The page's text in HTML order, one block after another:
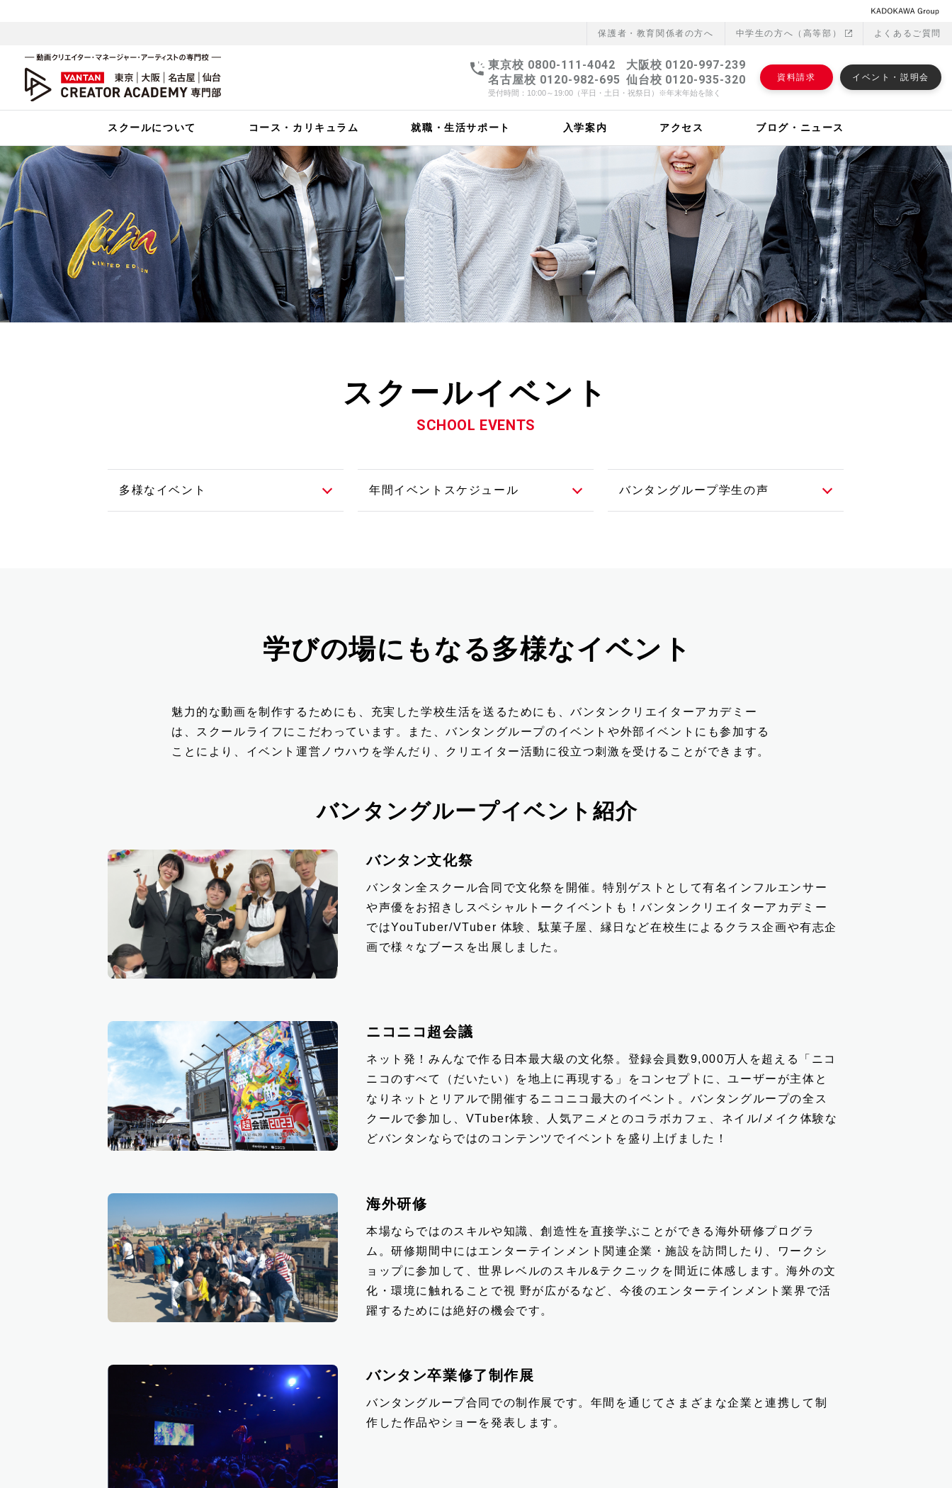
保護者・教育関係者の⽅へ 中学生の方へ（高等部） よくあるご質問
東京校 0800-111-4042
大阪校 0120-997-239
名古屋校 0120-982-695 仙台校 0120-935-320
受付時間：10:00～19:00（平日・土日・祝祭日）※年末年始を除く
資料請求 イベント・説明会
スクールについて
バンタンクリエイターアカデミーについて
現場実習制度／スカウトオーディション
100％現役クリエイター講師
多彩な設備・環境
スクールイベント
レベル別クラスと就職サポート
ネット動画業界の傾向
学生の声
Vantanについて
コース・カリキュラム
コース・カリキュラム
動画クリエイター学部
ネットアーティスト学部
就職・生活サポート 入学案内
入学案内
学費・クレジット
アクセス ブログ・ニュース
スクールイベント
SCHOOL EVENTS
多様なイベント 年間イベントスケジュール バンタングループ学生の声
学びの場にもなる多様なイベント
魅力的な動画を制作するためにも、充実した学校生活を送るためにも、バンタンクリエイターアカデミー
は、スクールライフにこだわっています。また、バンタングループのイベントや外部イベントにも参加する
ことにより、イベント運営ノウハウを学んだり、クリエイター活動に役立つ刺激を受けることができます。
バンタングループイベント紹介
バンタン文化祭
バンタン全スクール合同で文化祭を開催。特別ゲストとして有名インフルエンサー
や声優をお招きしスペシャルトークイベントも！バンタンクリエイターアカデミー
ではYouTuber/VTuber 体験、駄菓子屋、縁日など在校生によるクラス企画や有志企
画で様々なブースを出展しました。
ニコニコ超会議
ネット発！みんなで作る日本最大級の文化祭。登録会員数9,000万人を超える「ニコ
ニコのすべて（だいたい）を地上に再現する」をコンセプトに、ユーザーが主体と
なりネットとリアルで開催するニコニコ最大のイベント。バンタングループの全ス
クールで参加し、VTuber体験、人気アニメとのコラボカフェ、ネイル/メイク体験な
どバンタンならではのコンテンツでイベントを盛り上げました！
海外研修
本場ならではのスキルや知識、創造性を直接学ぶことができる海外研修プログラ
ム。研修期間中にはエンターテインメント関連企業・施設を訪問したり、ワークシ
ョップに参加して、世界レベルのスキル&テクニックを間近に体感します。海外の文
化・環境に触れることで視 野が広がるなど、今後のエンターテインメント業界で活
躍するためには絶好の機会です。
バンタン卒業修了制作展
バンタングループ合同での制作展です。年間を通じてさまざまな企業と連携して制
作した作品やショーを発表します。